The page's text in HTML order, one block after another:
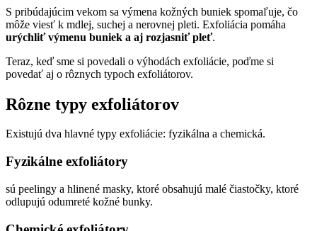
S pribúdajúcim vekom sa výmena kožných buniek spomaľuje, čo
môže viesť k mdlej, suchej a nerovnej pleti. Exfoliácia pomáha
urýchliť výmenu buniek a aj rozjasniť pleť.
Teraz, keď sme si povedali o výhodách exfoliácie, poďme si
povedať aj o rôznych typoch exfoliátorov.
Rôzne typy exfoliátorov
Existujú dva hlavné typy exfoliácie: fyzikálna a chemická.
Fyzikálne exfoliátory
sú peelingy a hlinené masky, ktoré obsahujú malé čiastočky, ktoré
odlupujú odumreté kožné bunky.